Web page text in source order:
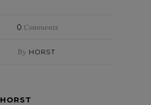
0 Comments
By HORST
HORST